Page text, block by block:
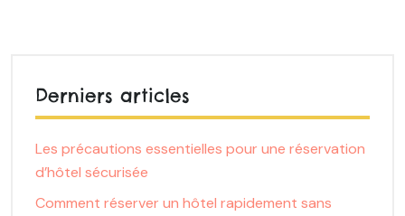
Derniers articles
Les précautions essentielles pour une réservation
d’hôtel sécurisée
Comment réserver un hôtel rapidement sans